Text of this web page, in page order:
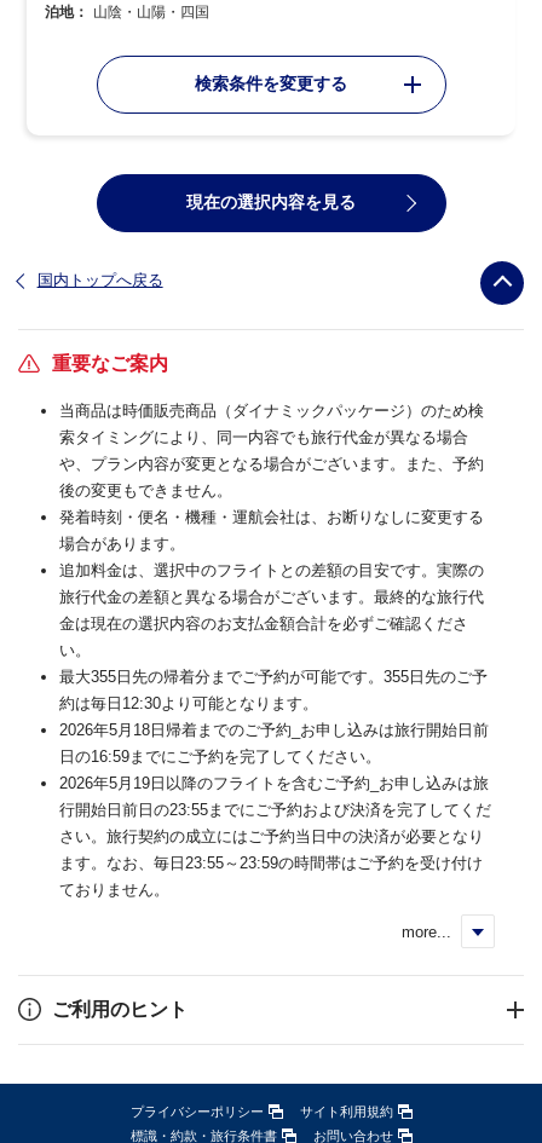
泊地：
山陰・山陽・四国
検索条件を変更する
現在の選択内容を見る
国内トップへ戻る
重要なご案内
当商品は時価販売商品（ダイナミックパッケージ）のため検
索タイミングにより、同一内容でも旅行代金が異なる場合
や、プラン内容が変更となる場合がございます。また、予約
後の変更もできません。
発着時刻・便名・機種・運航会社は、お断りなしに変更する
場合があります。
追加料金は、選択中のフライトとの差額の目安です。実際の
旅行代金の差額と異なる場合がございます。最終的な旅行代
金は現在の選択内容のお支払金額合計を必ずご確認くださ
い。
最大355日先の帰着分までご予約が可能です。355日先のご予
約は毎日12:30より可能となります。
2026年5月18日帰着までのご予約_お申し込みは旅行開始日前
日の16:59までにご予約を完了してください。
2026年5月19日以降のフライトを含むご予約_お申し込みは旅
行開始日前日の23:55までにご予約および決済を完了してくだ
さい。旅行契約の成立にはご予約当日中の決済が必要となり
ます。なお、毎日23:55～23:59の時間帯はご予約を受け付け
ておりません。
more...
ご利用のヒント
プライバシーポリシー
サイト利用規約
標識・約款・旅行条件書
お問い合わせ